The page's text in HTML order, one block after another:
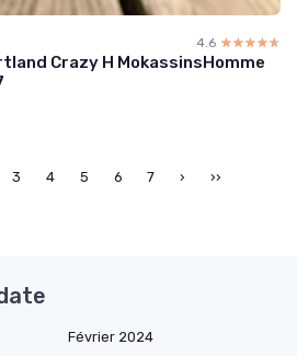
4.6 ☆☆☆☆☆
★★★★★
Crazy H MokassinsHomme
3 4 5 6 7 › ››
Février 2024